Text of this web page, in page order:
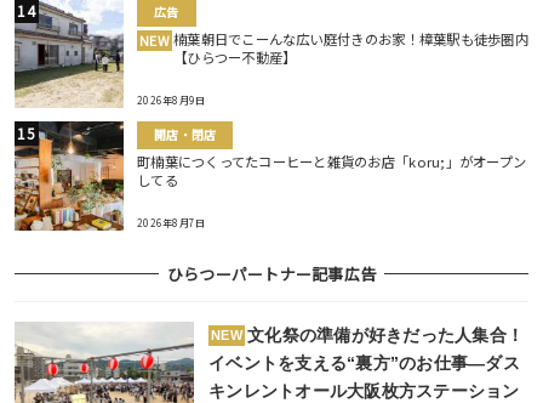
広告
NEW 楠葉朝日でこーんな広い庭付きのお家！樟葉駅も徒歩圏内
【ひらつー不動産】
2026年8月9日
開店・閉店
町楠葉につくってたコーヒーと雑貨のお店「koru;」がオープン
してる
2026年8月7日
ひらつーパートナー記事広告
NEW 文化祭の準備が好きだった人集合！
イベントを支える“裏方”のお仕事―ダス
キンレントオール大阪枚方ステーション